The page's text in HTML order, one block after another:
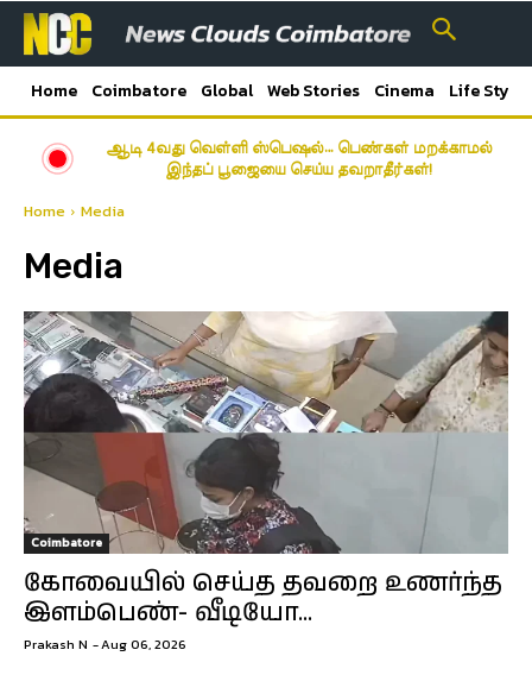
Home Coimbatore Global Web Stories Cinema Life Style
ஆடி 4வது வெள்ளி ஸ்பெஷல்… பெண்கள் மறக்காமல்
இந்தப் பூஜையை செய்ய தவறாதீர்கள்!
Home Media
Media
Coimbatore
கோவையில் செய்த தவறை உணர்ந்த
இளம்பெண்- வீடியோ...
Prakash N -Aug 06, 2026